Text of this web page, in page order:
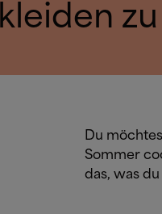
zu
Du
Sommer
das, was